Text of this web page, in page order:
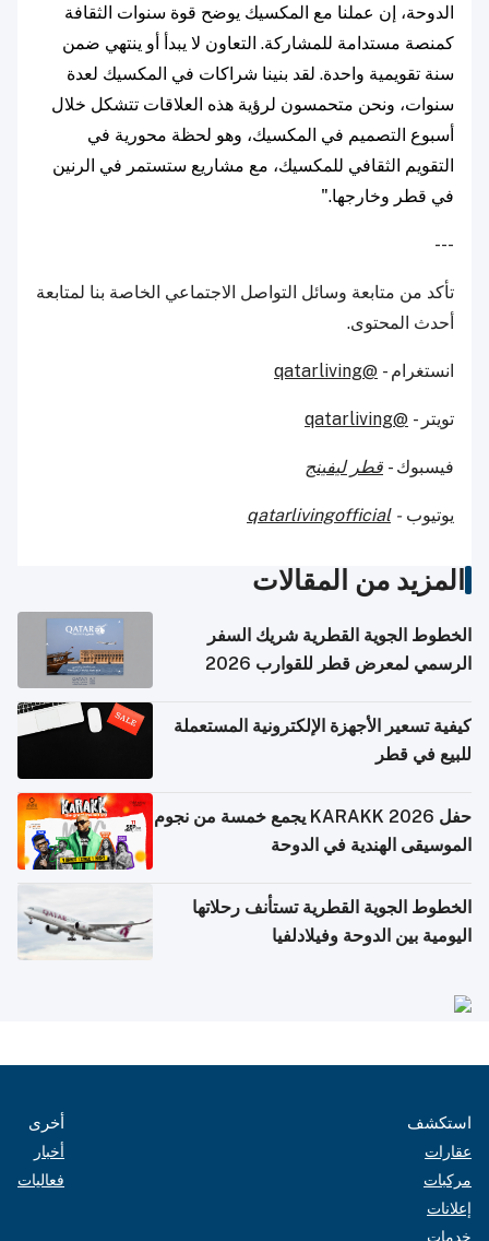
الدوحة، إن عملنا مع المكسيك يوضح قوة سنوات الثقافة
كمنصة مستدامة للمشاركة. التعاون لا يبدأ أو ينتهي ضمن
سنة تقويمية واحدة. لقد بنينا شراكات في المكسيك لعدة
سنوات، ونحن متحمسون لرؤية هذه العلاقات تتشكل خلال
أسبوع التصميم في المكسيك، وهو لحظة محورية في
التقويم الثقافي للمكسيك، مع مشاريع ستستمر في الرنين
في قطر وخارجها."
---
تأكد من متابعة وسائل التواصل الاجتماعي الخاصة بنا لمتابعة
أحدث المحتوى.
انستغرام - @qatarliving
تويتر - @qatarliving
فيسبوك - قطر ليفينج
يوتيوب -
qatarlivingofficial
المزيد من المقالات
الخطوط الجوية القطرية شريك السفر
الرسمي لمعرض قطر للقوارب 2026
كيفية تسعير الأجهزة الإلكترونية المستعملة
للبيع في قطر
حفل KARAKK 2026 يجمع خمسة من نجوم
الموسيقى الهندية في الدوحة
الخطوط الجوية القطرية تستأنف رحلاتها
اليومية بين الدوحة وفيلادلفيا
استكشف
عقارات
مركبات
إعلانات
خدمات
أخرى
أخبار
فعاليات